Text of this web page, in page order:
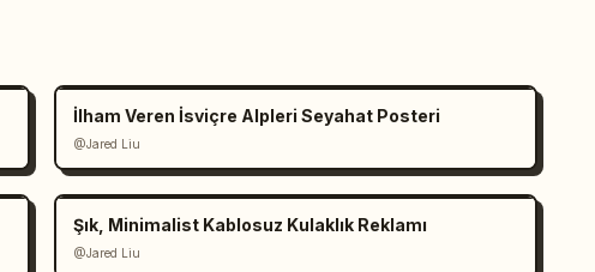
İlham Veren İsviçre Alpleri Seyahat Posteri
@Jared Liu
Şık, Minimalist Kablosuz Kulaklık Reklamı
@Jared Liu